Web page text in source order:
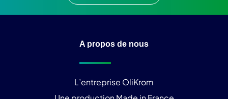
A propos de nous
L’entreprise OliKrom